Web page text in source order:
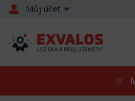
Můj účet